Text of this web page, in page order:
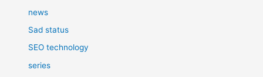
news
Sad status
SEO technology
series